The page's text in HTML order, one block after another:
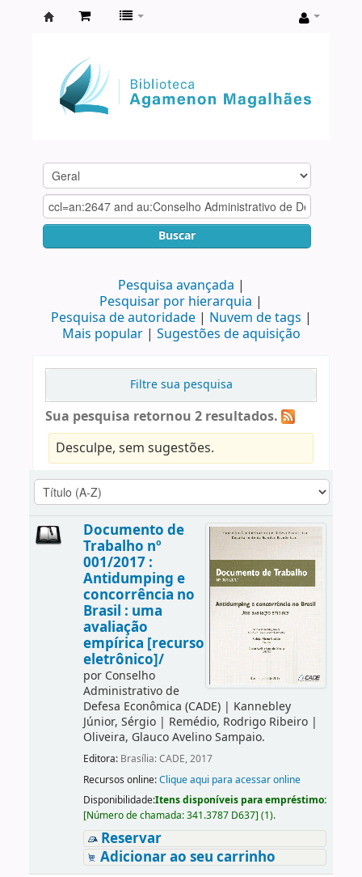
Agamenon
Magalhães
Buscar
Pesquisa avançada
Pesquisar por hierarquia
Pesquisa de autoridade
Nuvem de tags
Mais popular
Sugestões de aquisição
Filtre sua pesquisa
Sua pesquisa retornou 2 resultados.
Desculpe, sem sugestões.
Documento de
Trabalho nº
001/2017 :
Antidumping e
concorrência no
Brasil : uma
avaliação
empírica [recurso
eletrônico]/
por Conselho
Administrativo de
Defesa Econômica (CADE)| Kannebley
Júnior, Sérgio| Remédio, Rodrigo Ribeiro|
Oliveira, Glauco Avelino Sampaio.
Editora: Brasília: CADE, 2017
Recursos online:Clique aqui para acessar online
Disponibilidade:Itens disponíveis para empréstimo:
[Número de chamada:341.3787 D637] (1).
Reservar
Adicionar ao seu carrinho